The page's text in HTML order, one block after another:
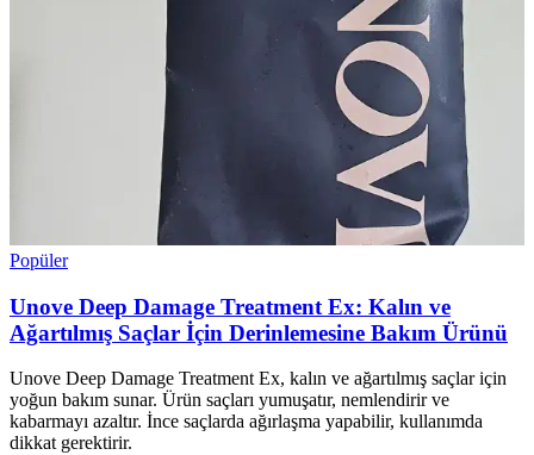
Popüler
Unove Deep Damage Treatment Ex: Kalın ve
Ağartılmış Saçlar İçin Derinlemesine Bakım Ürünü
Unove Deep Damage Treatment Ex, kalın ve ağartılmış saçlar için
yoğun bakım sunar. Ürün saçları yumuşatır, nemlendirir ve
kabarmayı azaltır. İnce saçlarda ağırlaşma yapabilir, kullanımda
dikkat gerektirir.